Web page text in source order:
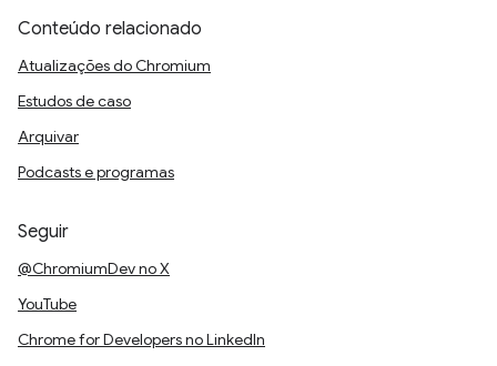
Conteúdo relacionado
Atualizações do Chromium
Estudos de caso
Arquivar
Podcasts e programas
Seguir
@ChromiumDev no X
YouTube
Chrome for Developers no LinkedIn